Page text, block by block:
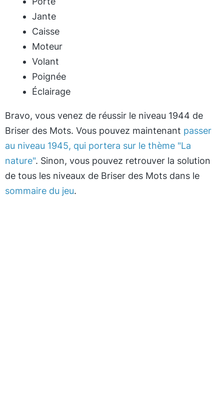
Jante
Caisse
Moteur
Volant
Poignée
Éclairage
Bravo, vous venez de réussir le niveau 1944 de
Briser des Mots. Vous pouvez maintenant passer
au niveau 1945, qui portera sur le thème "La
nature". Sinon, vous pouvez retrouver la solution
de tous les niveaux de Briser des Mots dans le
sommaire du jeu.